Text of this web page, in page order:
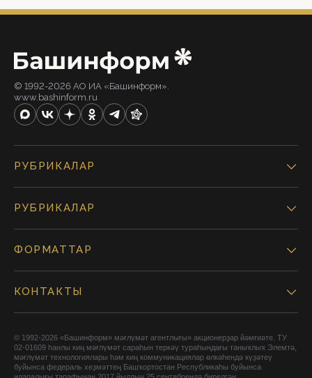
© 1992-2026 АО ИА «Башинформ».
www.bashinform.ru
РУБРИКАЛАР
РУБРИКАЛАР
ФОРМАТТАР
КОНТАКТЫ
© 1992-2026 «Башинформ» мәғлүмәт агентлығы» акционерҙар йәмғиәте. ТУ
02-01609 һанлы киң мәғлүмәт сараһын теркәү тураһындағы таныҡлыҡ Элемтә,
мәғлүмәт технологиялары һәм киң коммуникациялар өлкәһендә күҙәтеү
буйынса федераль хеҙмәттең Башҡортостан Республикаһы буйынса